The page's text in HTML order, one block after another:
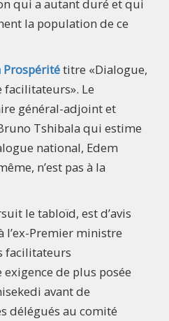
qui a autant duré et qui
la population de ce
Prospéritétitre «Dialogue,
facilitateurs». Le
général-adjoint et
Tshibala qui estime
national, Edem
n’est pas à la
le tabloïd, est d’avis
Premier ministre
facilitateurs
exigence de plus posée
avant de
délégués au comité